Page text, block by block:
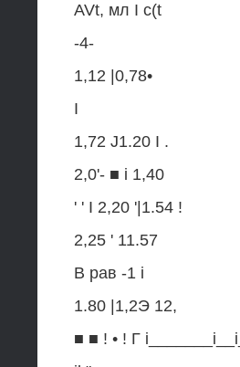
AVt, мл I c(t
-4-
1,12 |0,78•
I
1,72 J1.20 I .
2,0'- ■ i 1,40
' ' I 2,20 '|1.54 !
2,25 ' 11.57
В рав -1 i
1.80 |1,2Э 12,
■ ■ ! • ! Г